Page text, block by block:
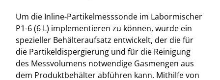
Um die Inline-Partikelmesssonde im Labormischer
P1-6 (6 L) implementieren zu können, wurde ein
spezieller Behälteraufsatz entwickelt, der die für
die Partikeldispergierung und für die Reinigung
des Messvolumens notwendige Gasmengen aus
dem Produktbehälter abführen kann. Mithilfe von